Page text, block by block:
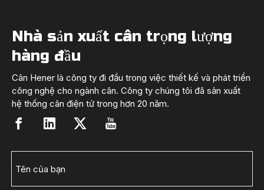
Nhà sản xuất cân trọng lượng
hàng đầu
Cân Hener là công ty đi đầu trong việc thiết kế và phát triển
công nghệ cho ngành cân. Công ty chúng tôi đã sản xuất
hệ thống cân điện tử trong hơn 20 năm.